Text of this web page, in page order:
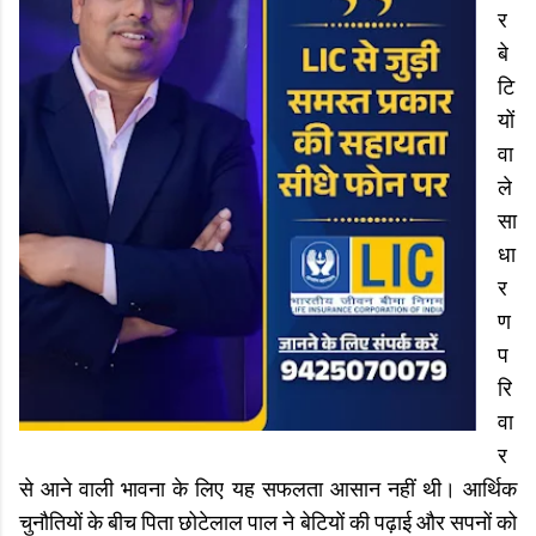
र
बे
टि
यों
वा
ले
सा
धा
र
ण
प
रि
वा
र
से आने वाली भावना के लिए यह सफलता आसान नहीं थी। आर्थिक
चुनौतियों के बीच पिता छोटेलाल पाल ने बेटियों की पढ़ाई और सपनों को